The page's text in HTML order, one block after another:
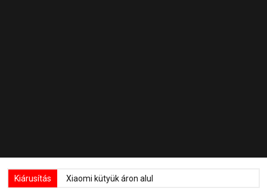
Kiárusítás Xiaomi kütyük áron alul